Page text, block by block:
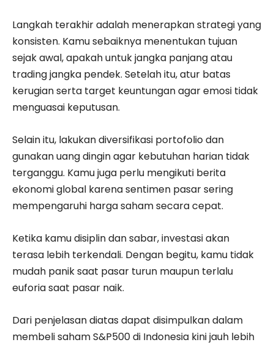
Langkah terakhir adalah menerapkan strategi yang
konsisten. Kamu sebaiknya menentukan tujuan
sejak awal, apakah untuk jangka panjang atau
trading jangka pendek. Setelah itu, atur batas
kerugian serta target keuntungan agar emosi tidak
menguasai keputusan.
Selain itu, lakukan diversifikasi portofolio dan
gunakan uang dingin agar kebutuhan harian tidak
terganggu. Kamu juga perlu mengikuti berita
ekonomi global karena sentimen pasar sering
mempengaruhi harga saham secara cepat.
Ketika kamu disiplin dan sabar, investasi akan
terasa lebih terkendali. Dengan begitu, kamu tidak
mudah panik saat pasar turun maupun terlalu
euforia saat pasar naik.
Dari penjelasan diatas dapat disimpulkan dalam
membeli saham S&P500 di Indonesia kini jauh lebih